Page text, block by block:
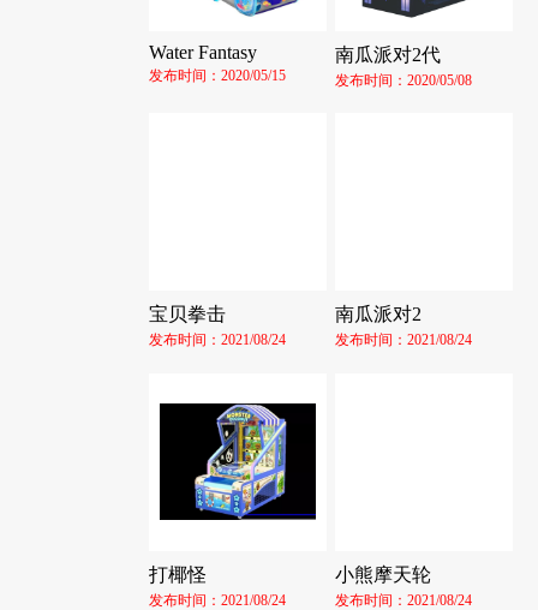
Water Fantasy
发布时间：2020/05/15
南瓜派对2代
发布时间：2020/05/08
宝贝拳击
发布时间：2021/08/24
南瓜派对2
发布时间：2021/08/24
打椰怪
发布时间：2021/08/24
小熊摩天轮
发布时间：2021/08/24